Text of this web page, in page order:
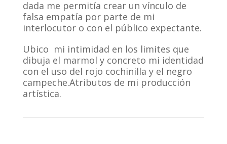
dada me permitía crear un vínculo de
falsa empatía por parte de mi
interlocutor o con el público expectante.
Ubico mi intimidad en los limites que
dibuja el marmol y concreto mi identidad
con el uso del rojo cochinilla y el negro
campeche.Atributos de mi producción
artística.